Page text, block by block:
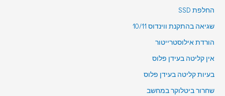
החלפת SSD
שגיאה בהתקנת ווינדוס 10/11
הורדת אילוסטרייטור
אין קליטה בעידן פלוס
בעיות קליטה בעידן פלוס
שחרור ביטלוקר במחשב